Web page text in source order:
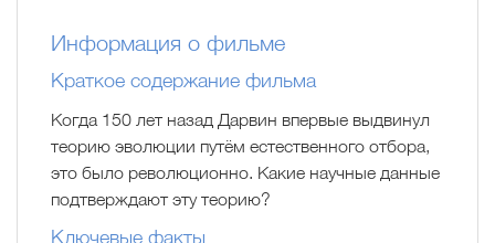
Информация о фильме
Краткое содержание фильма
Когда 150 лет назад Дарвин впервые выдвинул
теорию эволюции путём естественного отбора,
это было революционно. Какие научные данные
подтверждают эту теорию?
Ключевые факты